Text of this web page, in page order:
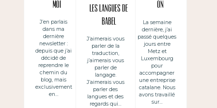
moi
J’en parlais
dans ma
dernière
newsletter :
depuis que j’ai
décidé de
reprendre le
chemin du
blog, mais
exclusivement
en…
Les langues de
Babel
J’aimerais vous
parler de la
traduction,
j’aimerais vous
parler de
langage.
J’aimerais vous
parler des
langues et des
regards qui…
on
d’accompagne
ment
La semaine
dernière, j’ai
passé quelques
jours entre
Metz et
Luxembourg
pour
accompagner
une entreprise
catalane. Nous
avons travaillé
sur…